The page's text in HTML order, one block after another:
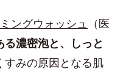
ングウォッシュ （医
る濃密泡と、しっと
すみの原因となる肌